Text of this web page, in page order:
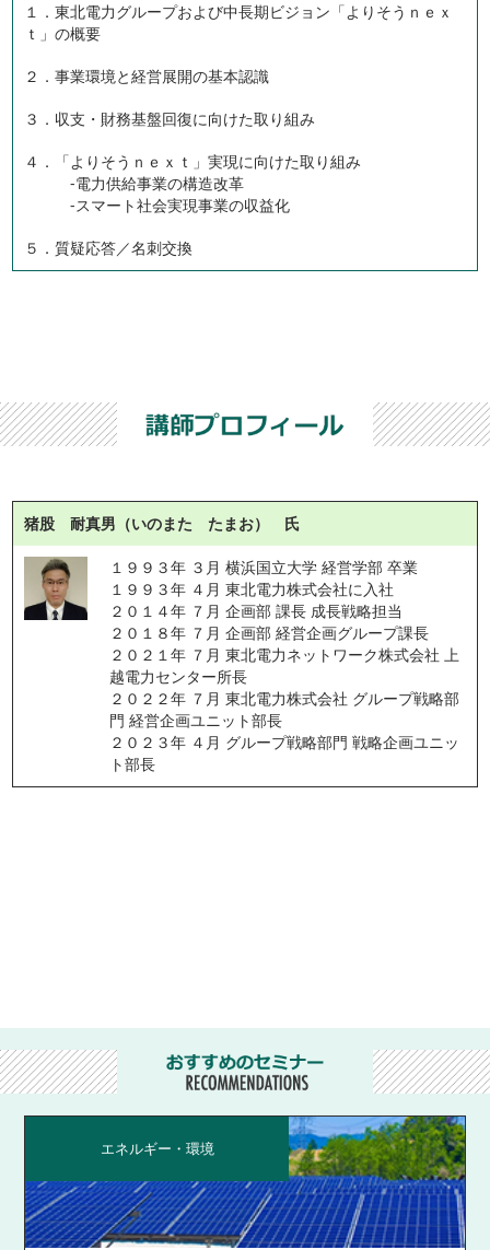
１．東北電力グループおよび中長期ビジョン「よりそうｎｅｘ
ｔ」の概要
２．事業環境と経営展開の基本認識
３．収支・財務基盤回復に向けた取り組み
４．「よりそうｎｅｘｔ」実現に向けた取り組み
-電力供給事業の構造改革
-スマート社会実現事業の収益化
５．質疑応答／名刺交換
猪股 耐真男（いのまた たまお） 氏
１９９３年 ３月 横浜国立大学 経営学部 卒業
１９９３年 ４月 東北電力株式会社に入社
２０１４年 ７月 企画部 課長 成長戦略担当
２０１８年 ７月 企画部 経営企画グループ課長
２０２１年 ７月 東北電力ネットワーク株式会社 上
越電力センター所長
２０２２年 ７月 東北電力株式会社 グループ戦略部
門 経営企画ユニット部長
２０２３年 ４月 グループ戦略部門 戦略企画ユニッ
ト部長
エネルギー・環境